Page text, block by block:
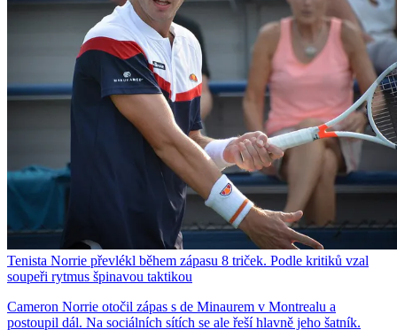
Tenista Norrie převlékl během zápasu 8 triček. Podle kritiků vzal
soupeři rytmus špinavou taktikou
Cameron Norrie otočil zápas s de Minaurem v Montrealu a
postoupil dál. Na sociálních sítích se ale řeší hlavně jeho šatník.